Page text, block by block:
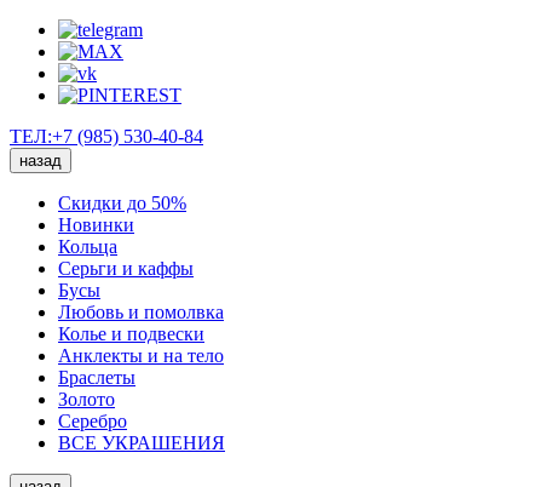
ТЕЛ:+7 (985) 530-40-84
назад
Скидки до 50%
Новинки
Кольца
Серьги и каффы
Бусы
Любовь и помолвка
Колье и подвески
Анклекты и на тело
Браслеты
Золото
Серебро
ВСЕ УКРАШЕНИЯ